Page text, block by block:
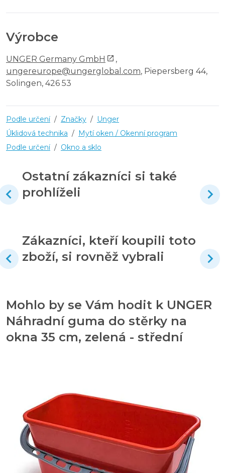
Výrobce
UNGER Germany GmbH
,
ungereurope@ungerglobal.com, Piepersberg 44,
Solingen, 426 53
Podle určení / Značky / Unger
Úklidová technika / Mytí oken / Okenní program
Podle určení / Okno a sklo
Ostatní zákazníci si také
prohlíželi
Zákazníci, kteří koupili toto
zboží, si rovněž vybrali
Mohlo by se Vám hodit k UNGER
Náhradní guma do stěrky na
okna 35 cm, zelená - střední